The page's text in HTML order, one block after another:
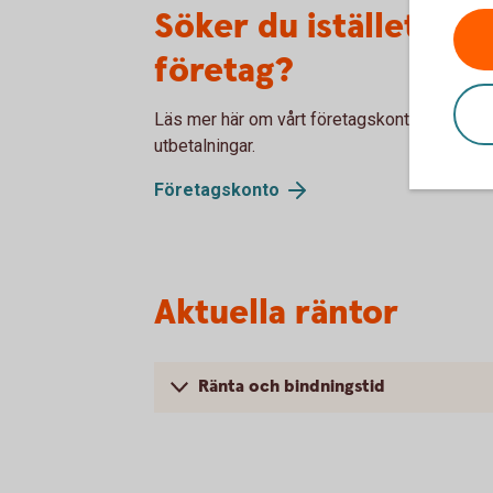
Söker du istället ett
företag?
Läs mer här om vårt företagskonto, ett
utbetalningar.
Företagskonto
Aktuella räntor
Ränta och bindningstid